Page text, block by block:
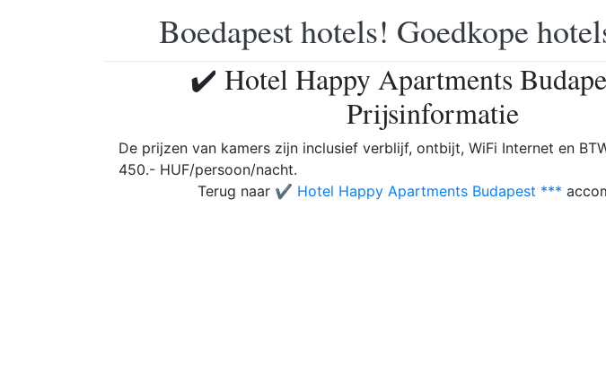
Boedapest hotels! Goedkope
✔️ Hotel Happy Apartments
Prijsinformatie
De prijzen van kamers zijn inclusief verblijf, ontbijt, WiFi Internet en
450.- HUF/persoon/nacht.
Terug naar ✔️ Hotel Happy Apartments Budapest ***